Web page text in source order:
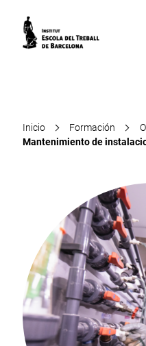
Inicio Formación
Mantenimiento de